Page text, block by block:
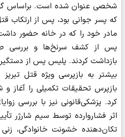
شخصی عنوان شده است. براساس
که پسر جوانی بود، پس از ارتکاب
مادر خود را که در خانه حضور
پس از کشف سرنخ‌ها و بررسی
بازداشت کردند. پلیس پس از
بیشتر به بازپرسی ویژه قتل
بازپرس تحقیقات تکمیلی را آغاز
کرد. پزشکی‌قانونی نیز با بررسی
اثر فشاروارده توسط سیم شارژر
تکان‌دهنده خشونت خانوادگی،